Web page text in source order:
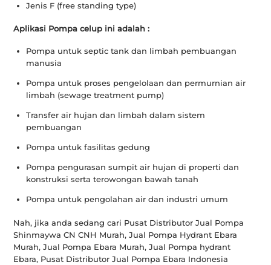
Jenis F (free standing type)
Aplikasi Pompa celup ini adalah :
Pompa untuk septic tank dan limbah pembuangan
manusia
Pompa untuk proses pengelolaan dan permurnian air
limbah (sewage treatment pump)
Transfer air hujan dan limbah dalam sistem
pembuangan
Pompa untuk fasilitas gedung
Pompa pengurasan sumpit air hujan di properti dan
konstruksi serta terowongan bawah tanah
Pompa untuk pengolahan air dan industri umum
Nah, jika anda sedang cari Pusat Distributor Jual Pompa
Shinmaywa CN CNH Murah, Jual Pompa Hydrant Ebara
Murah, Jual Pompa Ebara Murah, Jual Pompa hydrant
Ebara, Pusat Distributor Jual Pompa Ebara Indonesia